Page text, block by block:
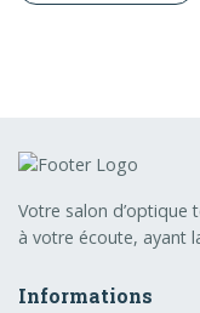
Votre salon d’optique
à votre écoute, ayant
Informations